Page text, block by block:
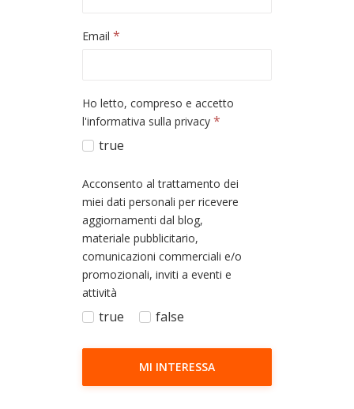
Email *
Ho letto, compreso e accetto
l'informativa sulla privacy *
true
Acconsento al trattamento dei
miei dati personali per ricevere
aggiornamenti dal blog,
materiale pubblicitario,
comunicazioni commerciali e/o
promozionali, inviti a eventi e
attività
true false
MI INTERESSA